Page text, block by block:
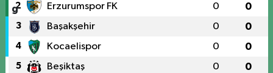
2 Erzurumspor FK 0 0
3 Başakşehir 0 0
4 Kocaelispor 0 0
5 Beşiktaş 0 0